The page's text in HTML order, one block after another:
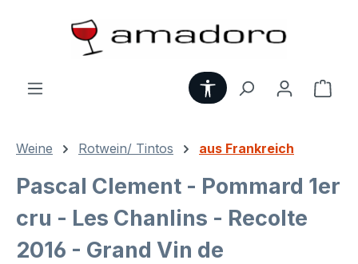
Zum Hauptinhalt springen
Werkzeugleiste
Weine Rotwein/ Tintos aus Frankreich
Pascal Clement - Pommard 1er
cru - Les Chanlins - Recolte
2016 - Grand Vin de